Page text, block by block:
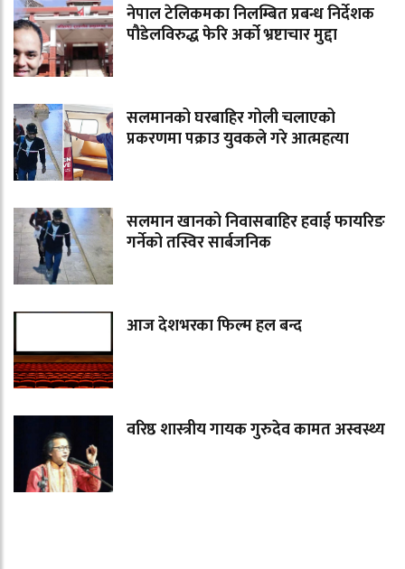
नेपाल टेलिकमका निलम्बित प्रबन्ध निर्देशक
पौडेलविरुद्ध फेरि अर्को भ्रष्टाचार मुद्दा
सलमानको घरबाहिर गोली चलाएको
प्रकरणमा पक्राउ युवकले गरे आत्महत्या
सलमान खानको निवासबाहिर हवाई फायरिङ
गर्नेको तस्विर सार्बजनिक
आज देशभरका फिल्म हल बन्द
वरिष्ठ शास्त्रीय गायक गुरुदेव कामत अस्वस्थ्य